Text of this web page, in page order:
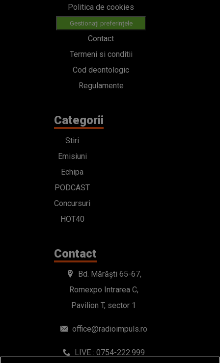
Politica de cookies
Gestionați preferințele
Contact
Termeni si conditii
Cod deontologic
Regulamente
Categorii
Stiri
Emisiuni
Echipa
PODCAST
Concursuri
HOT40
Contact
Bd. Mărăști 65-67,
Romexpo Intrarea C,
Pavilion T, sector 1
office@radioimpuls.ro
LIVE : 0754-222.999